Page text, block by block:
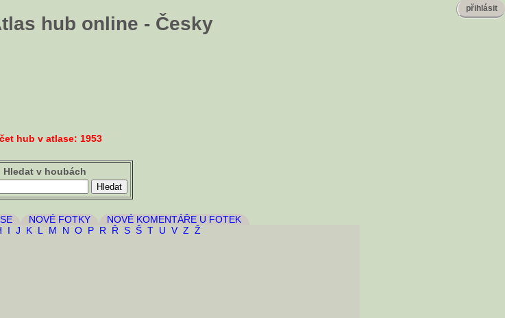
hub online - Česky
přihlásit
hub v atlase: 1953
Hledat v houbách
NOVÉ FOTKY
NOVÉ KOMENTÁŘE U FOTEK
I J K L M N O P R Ř S Š T U V Z Ž